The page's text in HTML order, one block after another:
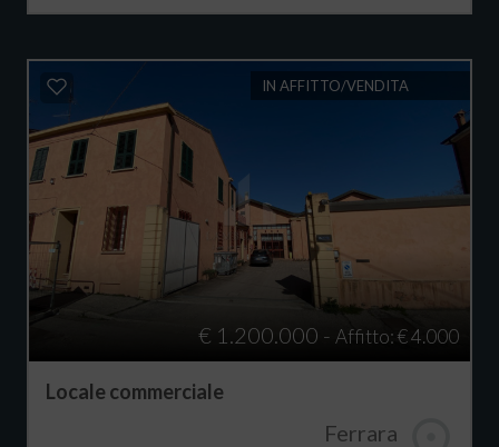
IN AFFITTO/VENDITA
€ 1.200.000 - Affitto: € 4.000
Locale commerciale
Ferrara